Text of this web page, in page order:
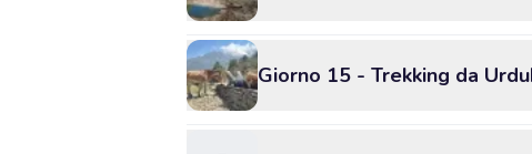
Giorno 15 - Trekking da